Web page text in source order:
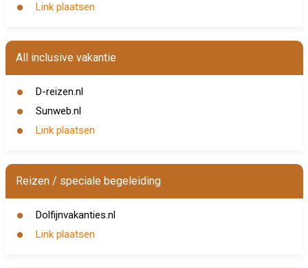
Link plaatsen
All inclusive vakantie
D-reizen.nl
Sunweb.nl
Link plaatsen
Reizen / speciale begeleiding
Dolfijnvakanties.nl
Link plaatsen